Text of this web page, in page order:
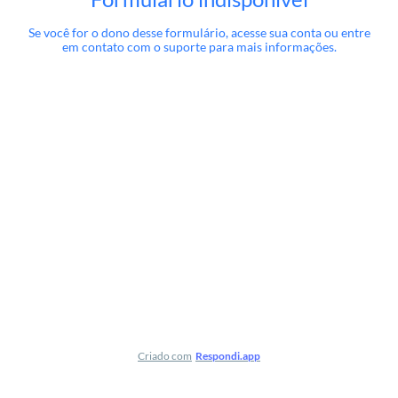
Se você for o dono desse formulário, acesse sua conta ou entre
em contato com o suporte para mais informações.
Criado com Respondi.app